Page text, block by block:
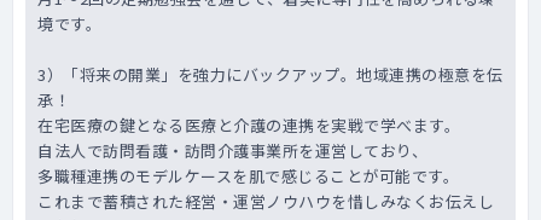
境です。
3）「将来の開業」を強力にバックアップ。地域連携の極意を伝
承！
在宅医療の鍵となる医療と介護の連携を実戦で学べます。
自法人で訪問看護・訪問介護事業所を運営しており、
多職種連携のモデルケースを肌で感じることが可能です。
これまで蓄積された経営・運営ノウハウを惜しみなくお伝えし